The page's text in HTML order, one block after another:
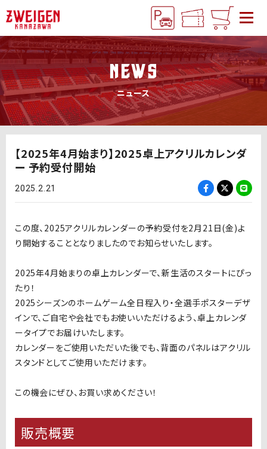
NEWS
ニュース
【2025年4月始まり】2025卓上アクリルカレンダ
ー 予約受付開始
2025.2.21
この度、 2025アクリルカレンダーの予約受付を2月 21 日(金)よ
り開始することとなりましたのでお知らせいたします。
2025年4月始まりの卓上カレンダーで、新生活のスタートにぴっ
たり！
2025シーズンのホームゲーム全日程入り・全選手ポスターデザ
インで、ご自宅や会社でもお使いいただけるよう、卓上カレンダ
ータイプでお届けいたします。
カレンダーをご使用いただいた後でも、背面のパネルはアクリル
スタンドとしてご使用いただけます。
この機会にぜひ、お買い求めください！
販売概要